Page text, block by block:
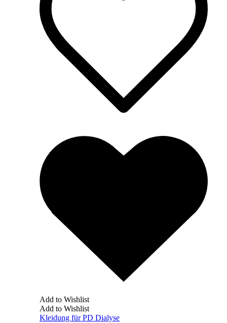
Add to Wishlist
Add to Wishlist
Kleidung für PD Dialyse